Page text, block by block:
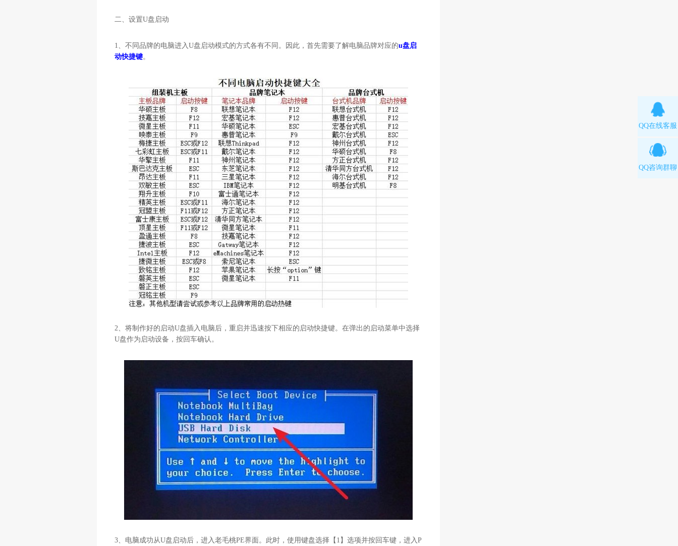
二、设置U盘启动
1、不同品牌的电脑进入U盘启动模式的方式各有不同。因此，首先需要了解电脑品牌对应的u盘启
动快捷键。
2、将制作好的启动U盘插入电脑后，重启并迅速按下相应的启动快捷键。在弹出的启动菜单中选择
U盘作为启动设备，按回车确认。
3、电脑成功从U盘启动后，进入老毛桃PE界面。此时，使用键盘选择【 1 】选项并按回车键，进入P
QQ在线客服
QQ咨询群聊